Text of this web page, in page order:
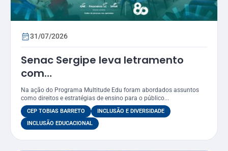
31/07/2026
Senac Sergipe leva letramento
com
foco LGBTQIAPN+ para funcionários
do CEP Tobias Barreto
Na ação do Programa Multitude Edu foram abordados assuntos
como direitos e estratégias de ensino para o público...
CEP TOBIAS BARRETO
INCLUSÃO E DIVERSIDADE
INCLUSÃO EDUCACIONAL